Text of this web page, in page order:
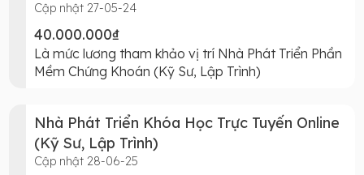
Cập nhật 27-05-24
40.000.000₫
Là mức lương tham khảo vị trí Nhà Phát Triển Phần
Mềm Chứng Khoán (Kỹ Sư, Lập Trình)
Nhà Phát Triển Khóa Học Trực Tuyến Online
(Kỹ Sư, Lập Trình)
Cập nhật 28-06-25